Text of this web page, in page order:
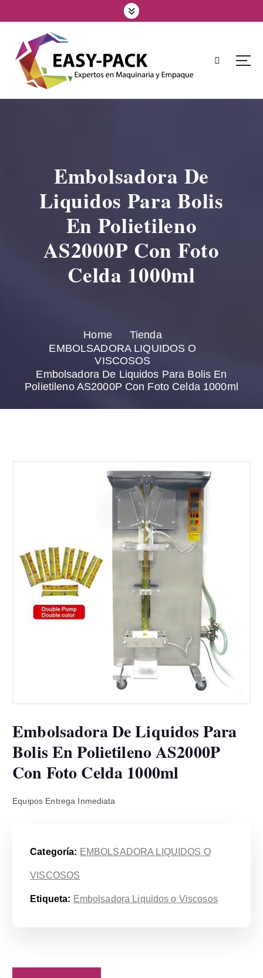
Embolsadora De
Liquidos Para Bolis
En Polietileno
AS2000P Con Foto
Celda 1000ml
Home
Tienda
EMBOLSADORA LIQUIDOS O
VISCOSOS
Embolsadora De Liquidos Para Bolis En
Polietileno AS2000P Con Foto Celda 1000ml
Embolsadora De Liquidos Para
Bolis En Polietileno AS2000P
Con Foto Celda 1000ml
Equipos Entrega Inmediata
Categoría: EMBOLSADORA LIQUIDOS O
VISCOSOS
Etiqueta: Embolsadora Liquidos o Viscosos